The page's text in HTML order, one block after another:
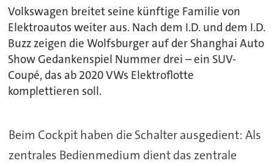
Volkswagen breitet seine künftige Familie von
Elektroautos weiter aus. Nach dem I.D. und dem I.D.
Buzz zeigen die Wolfsburger auf der Shanghai Auto
Show Gedankenspiel Nummer drei – ein SUV-
Coupé, das ab 2020 VWs Elektroflotte
komplettieren soll.
Beim Cockpit haben die Schalter ausgedient: Als
zentrales Bedienmedium dient das zentrale